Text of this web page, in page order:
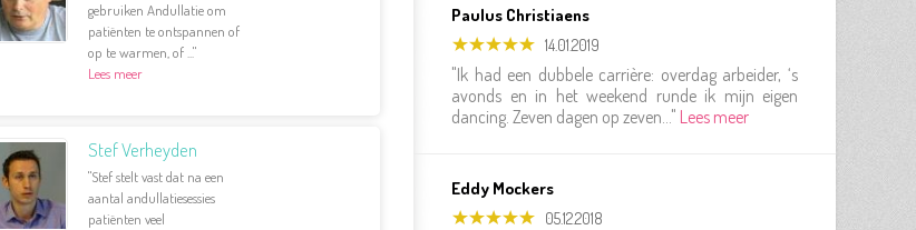
gebruiken Andullatie om
patiënten te ontspannen of
op te warmen, of ..."
Lees meer
Stef Verheyden
"Stef stelt vast dat na een
aantal andullatiesessies
patiënten veel
Paulus Christiaens
14.01.2019
"Ik had een dubbele carrière: overdag arbeider, ‘s
avonds en in het weekend runde ik mijn eigen
dancing. Zeven dagen op zeven..." Lees meer
Eddy Mockers
05.12.2018